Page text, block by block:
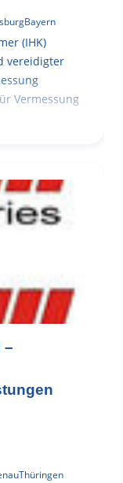
Bayern
(IHK)
vereidigter
Vermessung
–
Thüringen